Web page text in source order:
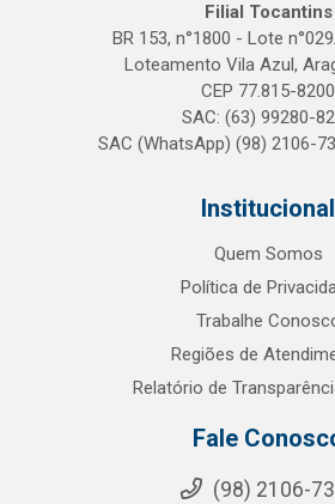
Filial Tocantins
BR 153, n°1800 - Lote
Loteamento Vila Azul,
CEP 77.815-8200
SAC: (63) 99280-
SAC (WhatsApp) (98) 2106-
Institucional
Quem Somos
Política de
Trabalhe
Regiões de
Relatório de
Fale
(98) 2106-